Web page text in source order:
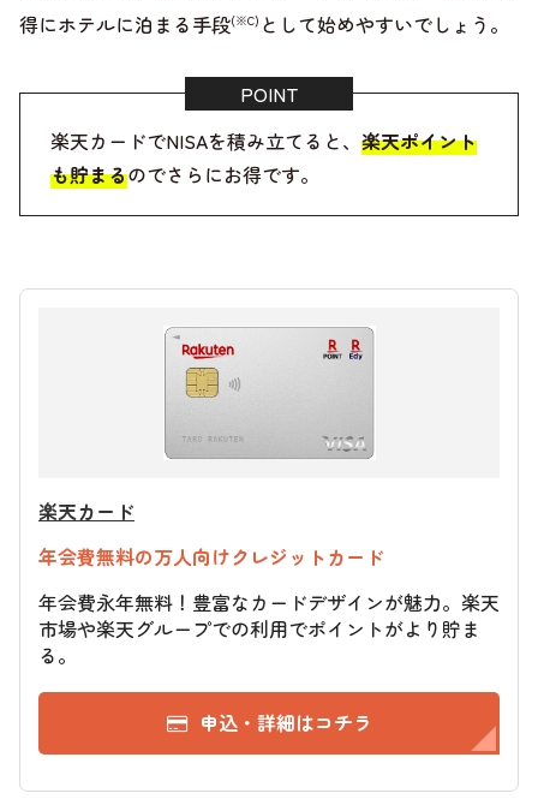
得にホテルに泊まる手段(※C) として始めやすいでしょう。
楽天カードでNISAを積み立てると、 楽天ポイント
も貯まるのでさらにお得です。
楽天カード
年会費無料の万人向けクレジットカード
年会費永年無料！豊富なカードデザインが魅力。楽天
市場や楽天グループでの利用でポイントがより貯ま
る。
申込・詳細はコチラ